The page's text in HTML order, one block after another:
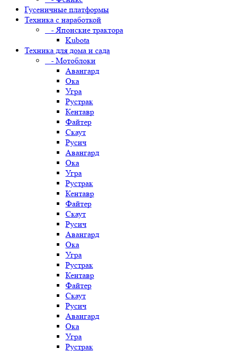
Гусеничные платформы
Техника с наработкой
- Японские трактора
Kubota
Техника для дома и сада
- Мотоблоки
Авангард
Ока
Угра
Рустрак
Кентавр
Файтер
Скаут
Русич
Авангард
Ока
Угра
Рустрак
Кентавр
Файтер
Скаут
Русич
Авангард
Ока
Угра
Рустрак
Кентавр
Файтер
Скаут
Русич
Авангард
Ока
Угра
Рустрак